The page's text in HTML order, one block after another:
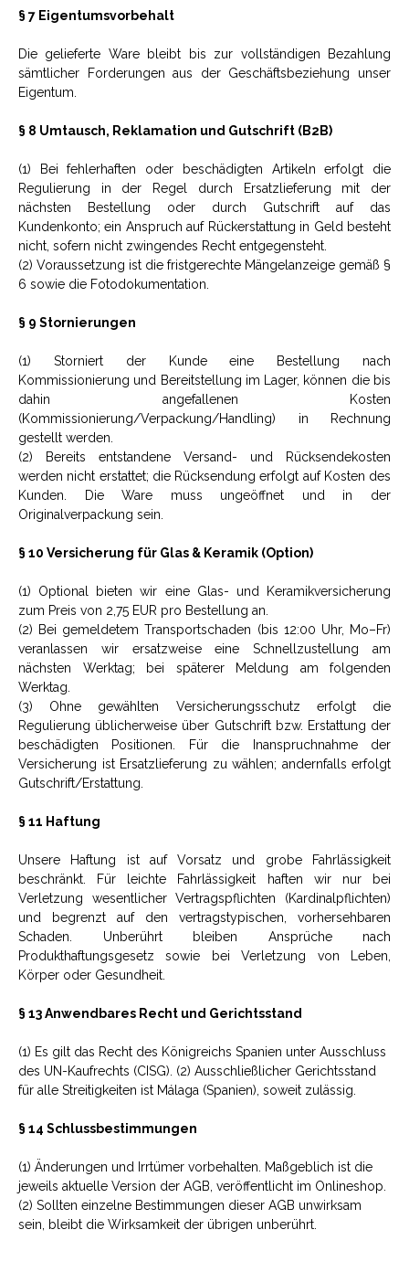
§ 7 Eigentumsvorbehalt
Die gelieferte Ware bleibt bis zur vollständigen Bezahlung
sämtlicher Forderungen aus der Geschäftsbeziehung unser
Eigentum.
§ 8 Umtausch, Reklamation und Gutschrift (B2B)
(1) Bei fehlerhaften oder beschädigten Artikeln erfolgt die
Regulierung in der Regel durch Ersatzlieferung mit der
nächsten Bestellung oder durch Gutschrift auf das
Kundenkonto; ein Anspruch auf Rückerstattung in Geld besteht
nicht, sofern nicht zwingendes Recht entgegensteht.
(2) Voraussetzung ist die fristgerechte Mängelanzeige gemäß §
6 sowie die Fotodokumentation.
§ 9 Stornierungen
(1) Storniert der Kunde eine Bestellung nach
Kommissionierung und Bereitstellung im Lager, können die bis
dahin angefallenen Kosten
(Kommissionierung/Verpackung/Handling) in Rechnung
gestellt werden.
(2) Bereits entstandene Versand- und Rücksendekosten
werden nicht erstattet; die Rücksendung erfolgt auf Kosten des
Kunden. Die Ware muss ungeöffnet und in der
Originalverpackung sein.
§ 10 Versicherung für Glas & Keramik (Option)
(1) Optional bieten wir eine Glas- und Keramikversicherung
zum Preis von 2,75 EUR pro Bestellung an.
(2) Bei gemeldetem Transportschaden (bis 12:00 Uhr, Mo–Fr)
veranlassen wir ersatzweise eine Schnellzustellung am
nächsten Werktag; bei späterer Meldung am folgenden
Werktag.
(3) Ohne gewählten Versicherungsschutz erfolgt die
Regulierung üblicherweise über Gutschrift bzw. Erstattung der
beschädigten Positionen. Für die Inanspruchnahme der
Versicherung ist Ersatzlieferung zu wählen; andernfalls erfolgt
Gutschrift/Erstattung.
§ 11 Haftung
Unsere Haftung ist auf Vorsatz und grobe Fahrlässigkeit
beschränkt. Für leichte Fahrlässigkeit haften wir nur bei
Verletzung wesentlicher Vertragspflichten (Kardinalpflichten)
und begrenzt auf den vertragstypischen, vorhersehbaren
Schaden. Unberührt bleiben Ansprüche nach
Produkthaftungsgesetz sowie bei Verletzung von Leben,
Körper oder Gesundheit.
§ 13 Anwendbares Recht und Gerichtsstand
(1) Es gilt das Recht des Königreichs Spanien unter Ausschluss
des UN-Kaufrechts (CISG). (2) Ausschließlicher Gerichtsstand
für alle Streitigkeiten ist Málaga (Spanien), soweit zulässig.
§ 14 Schlussbestimmungen
(1) Änderungen und Irrtümer vorbehalten. Maßgeblich ist die
jeweils aktuelle Version der AGB, veröffentlicht im Onlineshop.
(2) Sollten einzelne Bestimmungen dieser AGB unwirksam
sein, bleibt die Wirksamkeit der übrigen unberührt.